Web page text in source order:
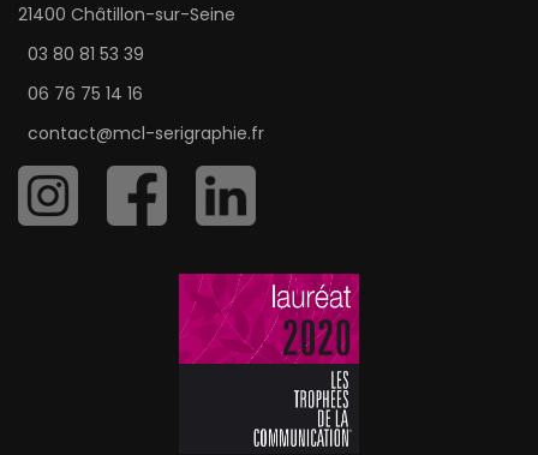
21400 Châtillon-sur-Seine
03 80 81 53 39
06 76 75 14 16
contact@mcl-serigraphie.fr